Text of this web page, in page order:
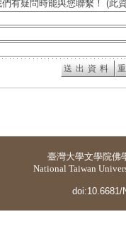
有疑問時能與您聯繫！ (此
臺灣大學文學院佛
National Taiwan
doi:10.6681/